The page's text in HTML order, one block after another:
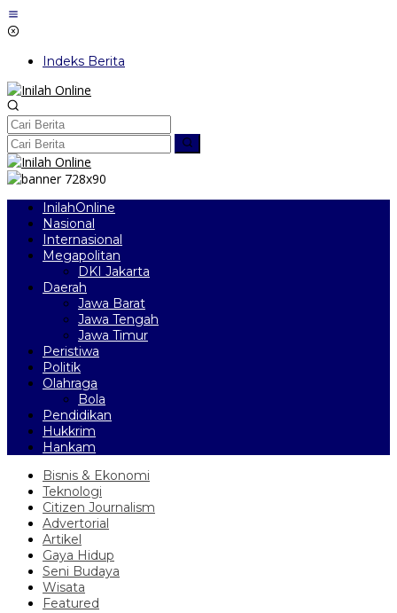
Lewati
ke
Indeks Berita
InilahOnline
Nasional
Internasional
Megapolitan
DKI Jakarta
Daerah
Jawa Barat
Jawa Tengah
Jawa Timur
Peristiwa
Politik
Olahraga
Bola
Pendidikan
Hukkrim
Hankam
Bisnis & Ekonomi
Teknologi
Citizen Journalism
Advertorial
Artikel
Gaya Hidup
Seni Budaya
Wisata
Featured